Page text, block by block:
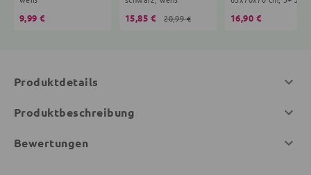
9,99 € 15,85 € 20,99 € 16,90 €
Produktdetails
Produktbeschreibung
Bewertungen